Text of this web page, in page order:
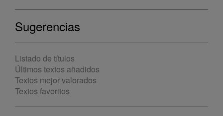
Sugerencias
Listado de títulos
Últimos textos añadidos
Textos mejor valorados
Textos favoritos